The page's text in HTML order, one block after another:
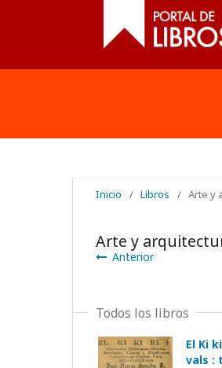
Inicio / Libros / Arte y
Arte y
Anterior
Todos los libros
El Ki
vals :